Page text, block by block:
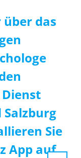
über das
Sie
App auf